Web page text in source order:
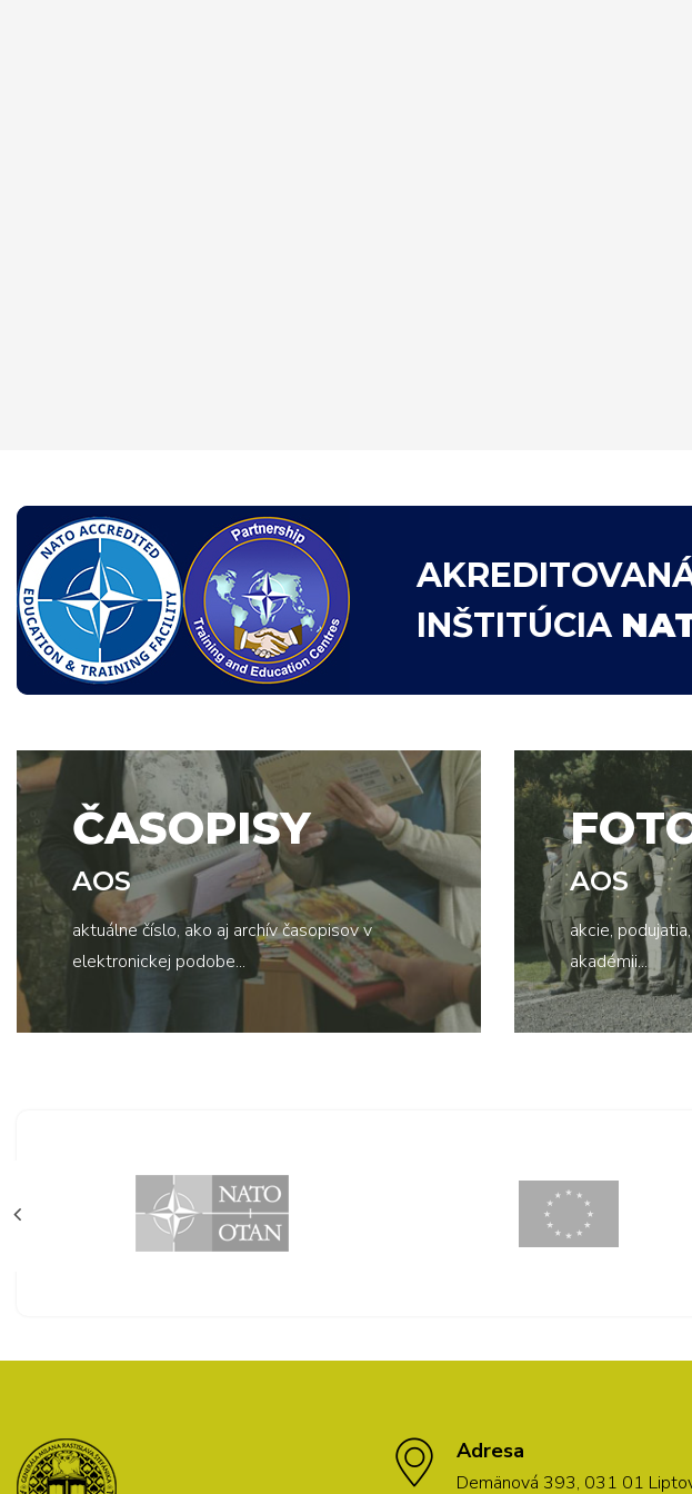
INŠTITÚCIA
ČASOPISY
AOS
aktuálne číslo, ako aj archív časopisov v
elektronickej podobe...
AOS
akcie,
akadémii...
Adresa
Demänová 393, 031 01